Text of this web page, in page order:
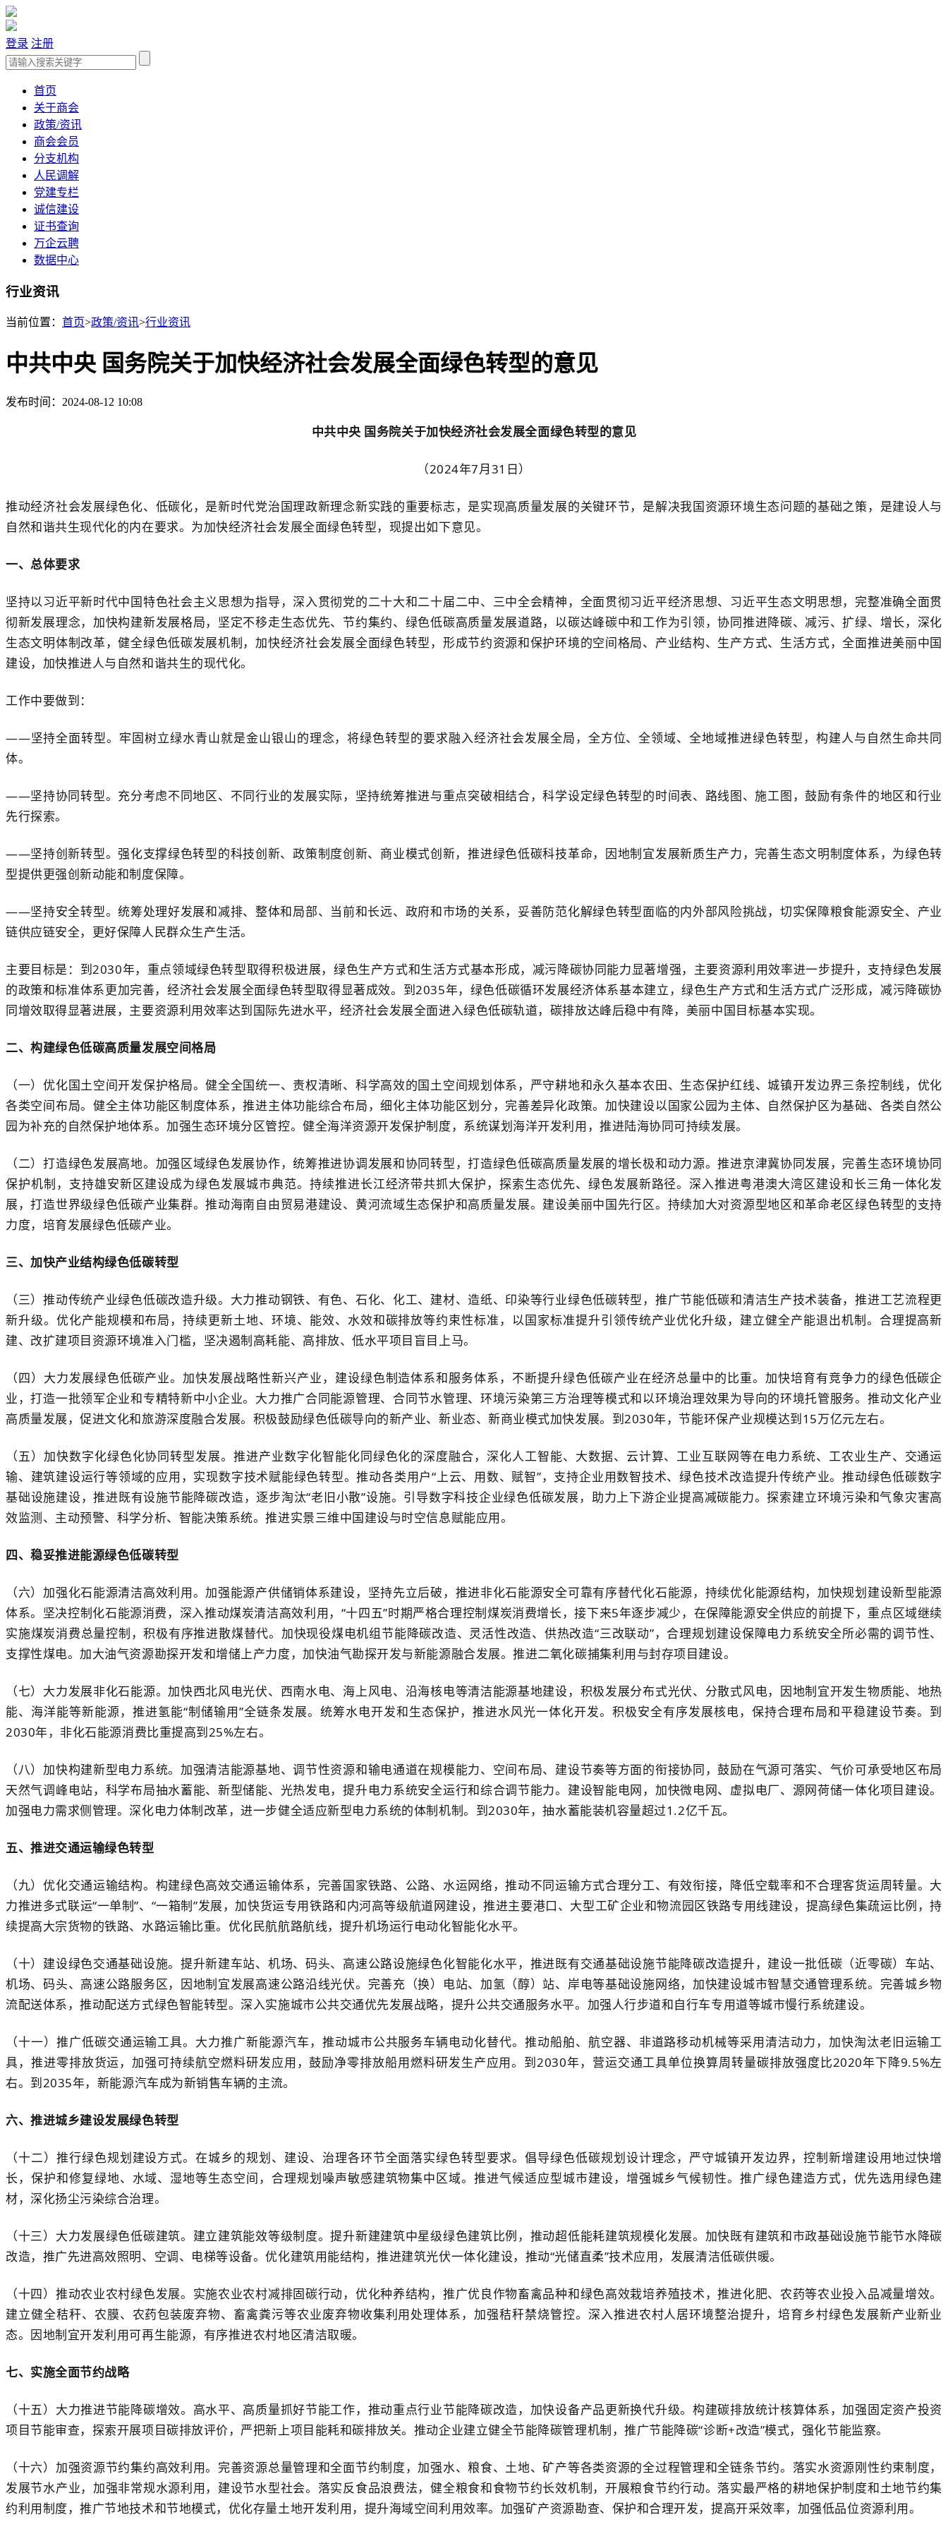
登录 注册
首页
关于商会
政策/资讯
商会会员
分支机构
人民调解
党建专栏
诚信建设
证书查询
万企云聘
数据中心
行业资讯
当前位置： 首页>政策/资讯>行业资讯
中共中央 国务院关于加快经济社会发展全面绿色转型的意见
发布时间：2024-08-12 10:08
中共中央 国务院关于加快经济社会发展全面绿色转型的意见
（2024年7月31日）
推动经济社会发展绿色化、低碳化，是新时代党治国理政新理念新实践的重要标志，是实现高质量发展的关键环节，是解决我国资源环境生态问题的基础之策，是建设人与
自然和谐共生现代化的内在要求。为加快经济社会发展全面绿色转型，现提出如下意见。
一、总体要求
坚持以习近平新时代中国特色社会主义思想为指导，深入贯彻党的二十大和二十届二中、三中全会精神，全面贯彻习近平经济思想、习近平生态文明思想，完整准确全面贯
彻新发展理念，加快构建新发展格局，坚定不移走生态优先、节约集约、绿色低碳高质量发展道路，以碳达峰碳中和工作为引领，协同推进降碳、减污、扩绿、增长，深化
生态文明体制改革，健全绿色低碳发展机制，加快经济社会发展全面绿色转型，形成节约资源和保护环境的空间格局、产业结构、生产方式、生活方式，全面推进美丽中国
建设，加快推进人与自然和谐共生的现代化。
工作中要做到：
——坚持全面转型。牢固树立绿水青山就是金山银山的理念，将绿色转型的要求融入经济社会发展全局，全方位、全领域、全地域推进绿色转型，构建人与自然生命共同
体。
——坚持协同转型。充分考虑不同地区、不同行业的发展实际，坚持统筹推进与重点突破相结合，科学设定绿色转型的时间表、路线图、施工图，鼓励有条件的地区和行业
先行探索。
——坚持创新转型。强化支撑绿色转型的科技创新、政策制度创新、商业模式创新，推进绿色低碳科技革命，因地制宜发展新质生产力，完善生态文明制度体系，为绿色转
型提供更强创新动能和制度保障。
——坚持安全转型。统筹处理好发展和减排、整体和局部、当前和长远、政府和市场的关系，妥善防范化解绿色转型面临的内外部风险挑战，切实保障粮食能源安全、产业
链供应链安全，更好保障人民群众生产生活。
主要目标是：到2030年，重点领域绿色转型取得积极进展，绿色生产方式和生活方式基本形成，减污降碳协同能力显著增强，主要资源利用效率进一步提升，支持绿色发展
的政策和标准体系更加完善，经济社会发展全面绿色转型取得显著成效。到2035年，绿色低碳循环发展经济体系基本建立，绿色生产方式和生活方式广泛形成，减污降碳协
同增效取得显著进展，主要资源利用效率达到国际先进水平，经济社会发展全面进入绿色低碳轨道，碳排放达峰后稳中有降，美丽中国目标基本实现。
二、构建绿色低碳高质量发展空间格局
（一）优化国土空间开发保护格局。健全全国统一、责权清晰、科学高效的国土空间规划体系，严守耕地和永久基本农田、生态保护红线、城镇开发边界三条控制线，优化
各类空间布局。健全主体功能区制度体系，推进主体功能综合布局，细化主体功能区划分，完善差异化政策。加快建设以国家公园为主体、自然保护区为基础、各类自然公
园为补充的自然保护地体系。加强生态环境分区管控。健全海洋资源开发保护制度，系统谋划海洋开发利用，推进陆海协同可持续发展。
（二）打造绿色发展高地。加强区域绿色发展协作，统筹推进协调发展和协同转型，打造绿色低碳高质量发展的增长极和动力源。推进京津冀协同发展，完善生态环境协同
保护机制，支持雄安新区建设成为绿色发展城市典范。持续推进长江经济带共抓大保护，探索生态优先、绿色发展新路径。深入推进粤港澳大湾区建设和长三角一体化发
展，打造世界级绿色低碳产业集群。推动海南自由贸易港建设、黄河流域生态保护和高质量发展。建设美丽中国先行区。持续加大对资源型地区和革命老区绿色转型的支持
力度，培育发展绿色低碳产业。
三、加快产业结构绿色低碳转型
（三）推动传统产业绿色低碳改造升级。大力推动钢铁、有色、石化、化工、建材、造纸、印染等行业绿色低碳转型，推广节能低碳和清洁生产技术装备，推进工艺流程更
新升级。优化产能规模和布局，持续更新土地、环境、能效、水效和碳排放等约束性标准，以国家标准提升引领传统产业优化升级，建立健全产能退出机制。合理提高新
建、改扩建项目资源环境准入门槛，坚决遏制高耗能、高排放、低水平项目盲目上马。
（四）大力发展绿色低碳产业。加快发展战略性新兴产业，建设绿色制造体系和服务体系，不断提升绿色低碳产业在经济总量中的比重。加快培育有竞争力的绿色低碳企
业，打造一批领军企业和专精特新中小企业。大力推广合同能源管理、合同节水管理、环境污染第三方治理等模式和以环境治理效果为导向的环境托管服务。推动文化产业
高质量发展，促进文化和旅游深度融合发展。积极鼓励绿色低碳导向的新产业、新业态、新商业模式加快发展。到2030年，节能环保产业规模达到15万亿元左右。
（五）加快数字化绿色化协同转型发展。推进产业数字化智能化同绿色化的深度融合，深化人工智能、大数据、云计算、工业互联网等在电力系统、工农业生产、交通运
输、建筑建设运行等领域的应用，实现数字技术赋能绿色转型。推动各类用户“上云、用数、赋智”，支持企业用数智技术、绿色技术改造提升传统产业。推动绿色低碳数字
基础设施建设，推进既有设施节能降碳改造，逐步淘汰“老旧小散”设施。引导数字科技企业绿色低碳发展，助力上下游企业提高减碳能力。探索建立环境污染和气象灾害高
效监测、主动预警、科学分析、智能决策系统。推进实景三维中国建设与时空信息赋能应用。
四、稳妥推进能源绿色低碳转型
（六）加强化石能源清洁高效利用。加强能源产供储销体系建设，坚持先立后破，推进非化石能源安全可靠有序替代化石能源，持续优化能源结构，加快规划建设新型能源
体系。坚决控制化石能源消费，深入推动煤炭清洁高效利用，“十四五”时期严格合理控制煤炭消费增长，接下来5年逐步减少，在保障能源安全供应的前提下，重点区域继续
实施煤炭消费总量控制，积极有序推进散煤替代。加快现役煤电机组节能降碳改造、灵活性改造、供热改造“三改联动”，合理规划建设保障电力系统安全所必需的调节性、
支撑性煤电。加大油气资源勘探开发和增储上产力度，加快油气勘探开发与新能源融合发展。推进二氧化碳捕集利用与封存项目建设。
（七）大力发展非化石能源。加快西北风电光伏、西南水电、海上风电、沿海核电等清洁能源基地建设，积极发展分布式光伏、分散式风电，因地制宜开发生物质能、地热
能、海洋能等新能源，推进氢能“制储输用”全链条发展。统筹水电开发和生态保护，推进水风光一体化开发。积极安全有序发展核电，保持合理布局和平稳建设节奏。到
2030年，非化石能源消费比重提高到25%左右。
（八）加快构建新型电力系统。加强清洁能源基地、调节性资源和输电通道在规模能力、空间布局、建设节奏等方面的衔接协同，鼓励在气源可落实、气价可承受地区布局
天然气调峰电站，科学布局抽水蓄能、新型储能、光热发电，提升电力系统安全运行和综合调节能力。建设智能电网，加快微电网、虚拟电厂、源网荷储一体化项目建设。
加强电力需求侧管理。深化电力体制改革，进一步健全适应新型电力系统的体制机制。到2030年，抽水蓄能装机容量超过1.2亿千瓦。
五、推进交通运输绿色转型
（九）优化交通运输结构。构建绿色高效交通运输体系，完善国家铁路、公路、水运网络，推动不同运输方式合理分工、有效衔接，降低空载率和不合理客货运周转量。大
力推进多式联运“一单制”、“一箱制”发展，加快货运专用铁路和内河高等级航道网建设，推进主要港口、大型工矿企业和物流园区铁路专用线建设，提高绿色集疏运比例，持
续提高大宗货物的铁路、水路运输比重。优化民航航路航线，提升机场运行电动化智能化水平。
（十）建设绿色交通基础设施。提升新建车站、机场、码头、高速公路设施绿色化智能化水平，推进既有交通基础设施节能降碳改造提升，建设一批低碳（近零碳）车站、
机场、码头、高速公路服务区，因地制宜发展高速公路沿线光伏。完善充（换）电站、加氢（醇）站、岸电等基础设施网络，加快建设城市智慧交通管理系统。完善城乡物
流配送体系，推动配送方式绿色智能转型。深入实施城市公共交通优先发展战略，提升公共交通服务水平。加强人行步道和自行车专用道等城市慢行系统建设。
（十一）推广低碳交通运输工具。大力推广新能源汽车，推动城市公共服务车辆电动化替代。推动船舶、航空器、非道路移动机械等采用清洁动力，加快淘汰老旧运输工
具，推进零排放货运，加强可持续航空燃料研发应用，鼓励净零排放船用燃料研发生产应用。到2030年，营运交通工具单位换算周转量碳排放强度比2020年下降9.5%左
右。到2035年，新能源汽车成为新销售车辆的主流。
六、推进城乡建设发展绿色转型
（十二）推行绿色规划建设方式。在城乡的规划、建设、治理各环节全面落实绿色转型要求。倡导绿色低碳规划设计理念，严守城镇开发边界，控制新增建设用地过快增
长，保护和修复绿地、水域、湿地等生态空间，合理规划噪声敏感建筑物集中区域。推进气候适应型城市建设，增强城乡气候韧性。推广绿色建造方式，优先选用绿色建
材，深化扬尘污染综合治理。
（十三）大力发展绿色低碳建筑。建立建筑能效等级制度。提升新建建筑中星级绿色建筑比例，推动超低能耗建筑规模化发展。加快既有建筑和市政基础设施节能节水降碳
改造，推广先进高效照明、空调、电梯等设备。优化建筑用能结构，推进建筑光伏一体化建设，推动“光储直柔”技术应用，发展清洁低碳供暖。
（十四）推动农业农村绿色发展。实施农业农村减排固碳行动，优化种养结构，推广优良作物畜禽品种和绿色高效栽培养殖技术，推进化肥、农药等农业投入品减量增效。
建立健全秸秆、农膜、农药包装废弃物、畜禽粪污等农业废弃物收集利用处理体系，加强秸秆禁烧管控。深入推进农村人居环境整治提升，培育乡村绿色发展新产业新业
态。因地制宜开发利用可再生能源，有序推进农村地区清洁取暖。
七、实施全面节约战略
（十五）大力推进节能降碳增效。高水平、高质量抓好节能工作，推动重点行业节能降碳改造，加快设备产品更新换代升级。构建碳排放统计核算体系，加强固定资产投资
项目节能审查，探索开展项目碳排放评价，严把新上项目能耗和碳排放关。推动企业建立健全节能降碳管理机制，推广节能降碳“诊断+改造”模式，强化节能监察。
（十六）加强资源节约集约高效利用。完善资源总量管理和全面节约制度，加强水、粮食、土地、矿产等各类资源的全过程管理和全链条节约。落实水资源刚性约束制度，
发展节水产业，加强非常规水源利用，建设节水型社会。落实反食品浪费法，健全粮食和食物节约长效机制，开展粮食节约行动。落实最严格的耕地保护制度和土地节约集
约利用制度，推广节地技术和节地模式，优化存量土地开发利用，提升海域空间利用效率。加强矿产资源勘查、保护和合理开发，提高开采效率，加强低品位资源利用。